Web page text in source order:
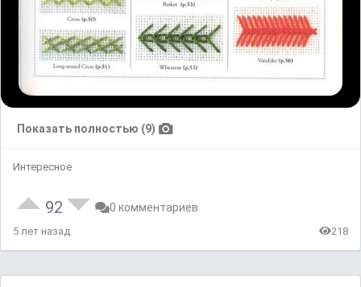
Показать полностью (9)
Интересное
92 0 комментариев
5 лет назад 218